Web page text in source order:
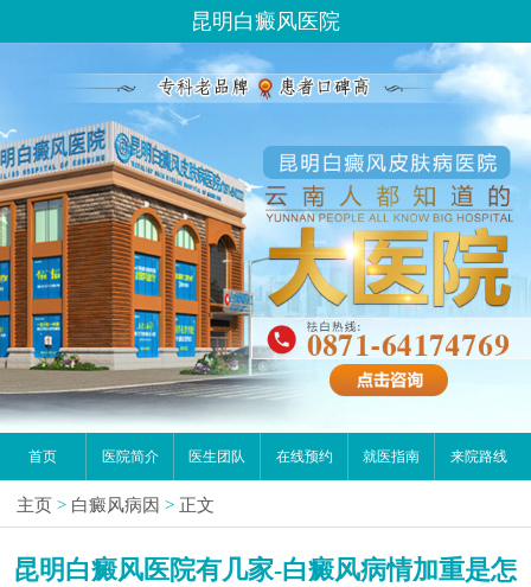
昆明白癜风医院
首页 医院简介 医生团队 在线预约 就医指南 来院路线
主页 > 白癜风病因 > 正文
昆明白癜风医院有几家-白癜风病情加重是怎